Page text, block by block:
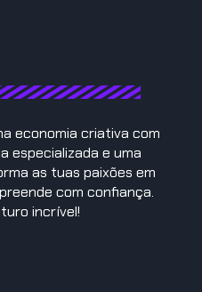
economia criativa com
especializada e uma
as tuas paixões em
com confiança.
incrível!